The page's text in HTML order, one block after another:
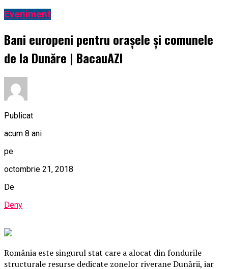
Eveniment
Bani europeni pentru orașele și comunele
de la Dunăre | BacauAZI
Publicat
acum 8 ani
pe
octombrie 21, 2018
De
Deny
România este singurul stat care a alocat din fondurile
structurale resurse dedicate zonelor riverane Dunării, iar